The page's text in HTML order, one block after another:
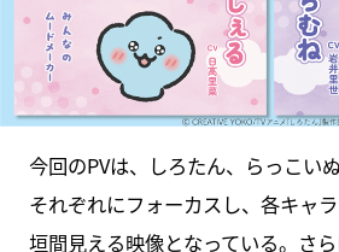
今回のPVは、しろたん、らっこい
それぞれにフォーカスし、各キャ
垣間見える映像となっている。さ